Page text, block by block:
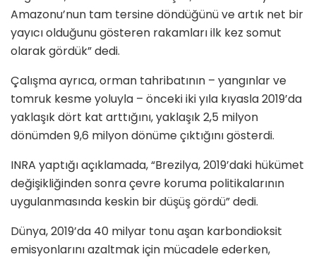
Amazonu’nun tam tersine döndüğünü ve artık net bir
yayıcı olduğunu gösteren rakamları ilk kez somut
olarak gördük” dedi.
Çalışma ayrıca, orman tahribatının – yangınlar ve
tomruk kesme yoluyla – önceki iki yıla kıyasla 2019’da
yaklaşık dört kat arttığını, yaklaşık 2,5 milyon
dönümden 9,6 milyon dönüme çıktığını gösterdi.
INRA yaptığı açıklamada, “Brezilya, 2019’daki hükümet
değişikliğinden sonra çevre koruma politikalarının
uygulanmasında keskin bir düşüş gördü” dedi.
Dünya, 2019’da 40 milyar tonu aşan karbondioksit
emisyonlarını azaltmak için mücadele ederken,